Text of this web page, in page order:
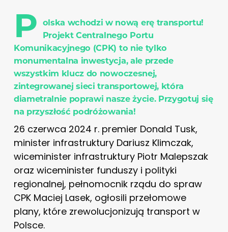
P olska wchodzi w nową erę transportu!
Projekt Centralnego Portu
Komunikacyjnego (CPK) to nie tylko
monumentalna inwestycja, ale przede
wszystkim klucz do nowoczesnej,
zintegrowanej sieci transportowej, która
diametralnie poprawi nasze życie. Przygotuj się
na przyszłość podróżowania!
26 czerwca 2024 r. premier Donald Tusk,
minister infrastruktury Dariusz Klimczak,
wiceminister infrastruktury Piotr Malepszak
oraz wiceminister funduszy i polityki
regionalnej, pełnomocnik rządu do spraw
CPK Maciej Lasek, ogłosili przełomowe
plany, które zrewolucjonizują transport w
Polsce.